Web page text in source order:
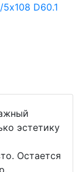
D60.1
эстетику
Остается